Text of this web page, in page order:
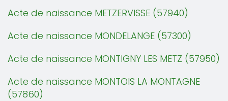
Acte de naissance METZERVISSE (57940)
Acte de naissance MONDELANGE (57300)
Acte de naissance MONTIGNY LES METZ (57950)
Acte de naissance MONTOIS LA MONTAGNE
(57860)